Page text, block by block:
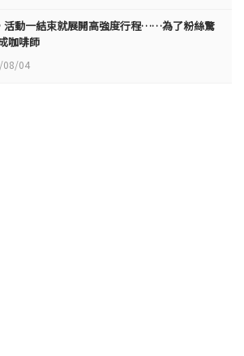
活動一結束就展開高強度行程……為了粉絲驚
咖啡師
08/04